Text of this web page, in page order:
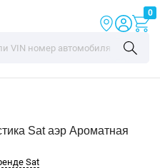
0
Sat аэр Ароматная
Sat